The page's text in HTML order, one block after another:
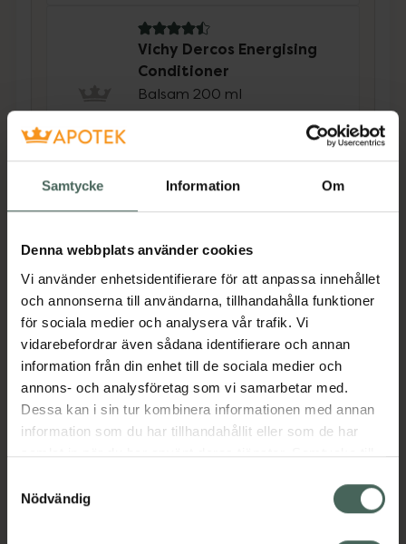
Samtycke Information Om
Denna webbplats använder cookies
Vi använder enhetsidentifierare för att anpassa innehållet
och annonserna till användarna, tillhandahålla funktioner
för sociala medier och analysera vår trafik. Vi
vidarebefordrar även sådana identifierare och annan
information från din enhet till de sociala medier och
annons- och analysföretag som vi samarbetar med.
Dessa kan i sin tur kombinera informationen med annan
information som du har tillhandahållit eller som de har
samlat in när du har använt deras tjänster. Samtycke till
återkalla ditt samtycke via webbplatsens
cookieinställningar. Ett återkallat samtycke påverkar inte
lagligheten av behandling som skett innan återkallelsen.
Nödvändig
4.5 av 5 i omdöme
Vichy Dercos Energising
Conditioner
Balsam 200 ml
Köp båda för:314 kr
Beskrivning Dölj
Dercos Energigivande Schampo är berikat
med Aminexil och aktiva ingredienser i en
högeffektiv formula som hjälper till att
bekämpa håravfall genom att förstärka och
revitalisera håret, minska antalet brutna
hårstrån och ge mer volym. Hårbotten både
ser och känns uppfriskad och får en behaglig
känsla. Den flytande formulan gör schampot